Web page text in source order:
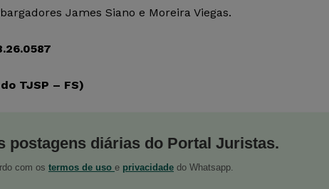
James Siano e Moreira Viegas.
TJSP – FS)
postagens diárias do Portal Juristas.
com os termos de uso e privacidade do Whatsapp.